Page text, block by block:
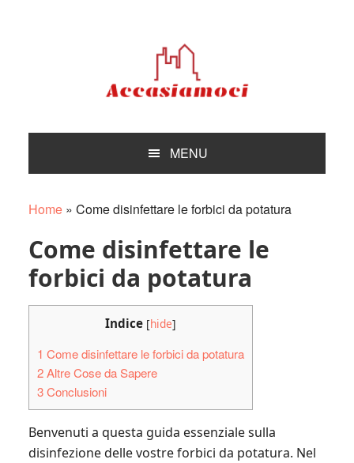
MENU
Home» Come disinfettare le forbici da potatura
Come disinfettare le
forbici da potatura
Indice [hide]
1 Come disinfettare le forbici da potatura
2Altre Cose da Sapere
3Conclusioni
Benvenuti a questa guida essenziale sulla
disinfezione delle vostre forbici da potatura. Nel